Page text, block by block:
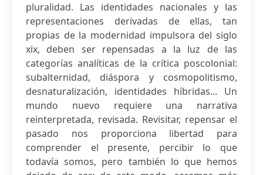
pluralidad. Las identidades nacionales y las
representaciones derivadas de ellas, tan
propias de la modernidad impulsora del siglo
xix, deben ser repensadas a la luz de las
categorías analíticas de la crítica poscolonial:
subalternidad, diáspora y cosmopolitismo,
desnaturalización, identidades híbridas... Un
mundo nuevo requiere una narrativa
reinterpretada, revisada. Revisitar, repensar el
pasado nos proporciona libertad para
comprender el presente, percibir lo que
todavía somos, pero también lo que hemos